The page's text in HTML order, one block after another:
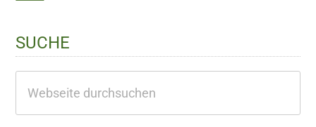
SUCHE
durchsuchen